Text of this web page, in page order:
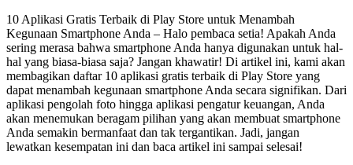
10 Aplikasi Gratis Terbaik di Play Store untuk Menambah
Kegunaan Smartphone Anda – Halo pembaca setia! Apakah Anda
sering merasa bahwa smartphone Anda hanya digunakan untuk hal-
hal yang biasa-biasa saja? Jangan khawatir! Di artikel ini, kami akan
membagikan daftar 10 aplikasi gratis terbaik di Play Store yang
dapat menambah kegunaan smartphone Anda secara signifikan. Dari
aplikasi pengolah foto hingga aplikasi pengatur keuangan, Anda
akan menemukan beragam pilihan yang akan membuat smartphone
Anda semakin bermanfaat dan tak tergantikan. Jadi, jangan
lewatkan kesempatan ini dan baca artikel ini sampai selesai!